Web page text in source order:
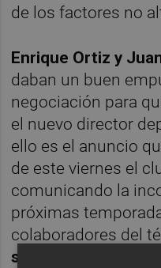
de los factores no
Enrique Ortiz y
daban un buen
negociación para
el nuevo director
ello es el anuncio
de este viernes el
comunicando la
próximas
colaboradores del
secretaría técnica